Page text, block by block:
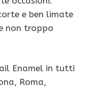
e ben limate
non troppo
Enamel in tutti
Roma,